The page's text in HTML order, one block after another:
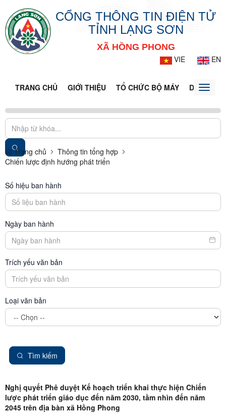
CỔNG THÔNG TIN ĐIỆN TỬ
TỈNH LẠNG SƠN
XÃ HỒNG PHONG
VIE
EN
TRANG CHỦ GIỚI THIỆU TỔ CHỨC BỘ MÁY DOANH
Toggle
Trang chủ
Thông tin tổng hợp
Chiến lược định hướng phát triển
Số hiệu ban hành
Ngày ban hành
Trích yếu văn bản
Loại văn bản
Tìm kiếm
Nghị quyết Phê duyệt Kế hoạch triển khai thực hiện Chiến
lược phát triển giáo dục đến năm 2030, tầm nhìn đến năm
2045 trên địa bàn xã Hồng Phong